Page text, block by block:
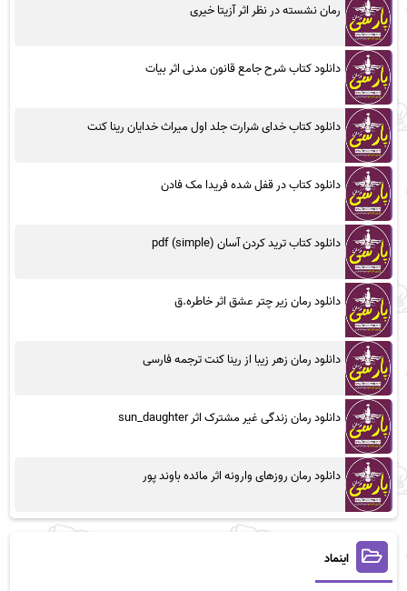
رمان نشسته در نظر اثر آزیتا خیری
دانلود کتاب شرح جامع قانون مدنی اثر بیات
دانلود کتاب خدای شرارت جلد اول میراث خدایان رینا کنت
دانلود کتاب در قفل شده فریدا مک فادن
دانلود کتاب ترید کردن آسان (simple) pdf
دانلود رمان زیر چتر عشق اثر خاطره.ق
دانلود رمان زهر زیبا از رینا کنت ترجمه فارسی
دانلود رمان زندگی غیر مشترک اثر sun_daughter
دانلود رمان روزهای وارونه اثر مائده باوند پور
اینماد